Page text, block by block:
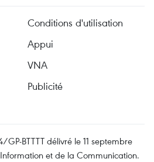
Conditions d'utilisation
Appui
VNA
Publicité
GP-BTTTT délivré le 11 septembre
et de la Communication.